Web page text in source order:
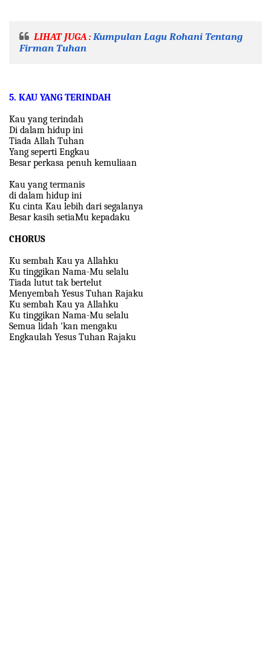
LIHAT JUGA : Kumpulan Lagu Rohani Tentang
Firman Tuhan
5. KAU YANG TERINDAH
Kau yang terindah
Di dalam hidup ini
Tiada Allah Tuhan
Yang seperti Engkau
Besar perkasa penuh kemuliaan
Kau yang termanis
di dalam hidup ini
Ku cinta Kau lebih dari segalanya
Besar kasih setiaMu kepadaku
CHORUS
Ku sembah Kau ya Allahku
Ku tinggikan Nama-Mu selalu
Tiada lutut tak bertelut
Menyembah Yesus Tuhan Rajaku
Ku sembah Kau ya Allahku
Ku tinggikan Nama-Mu selalu
Semua lidah 'kan mengaku
Engkaulah Yesus Tuhan Rajaku